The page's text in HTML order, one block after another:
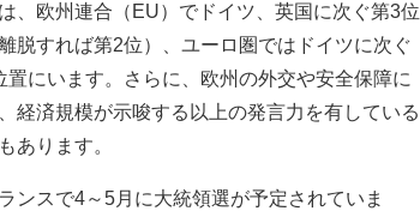
、欧州連合（EU）でドイツ、英国に次ぐ第3位
離脱すれば第2位）、ユーロ圏ではドイツに次ぐ
置にいます。さらに、欧州の外交や安全保障に
経済規模が示唆する以上の発言力を有している
あります。
ンスで4～5月に大統領選が予定されていま